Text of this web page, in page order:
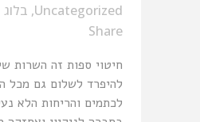
Uncategorized
, בלוג
Share
חיטוי ספות זה השרות
להיפרד לשלום גם מכל
לכתמים והריחות הלא